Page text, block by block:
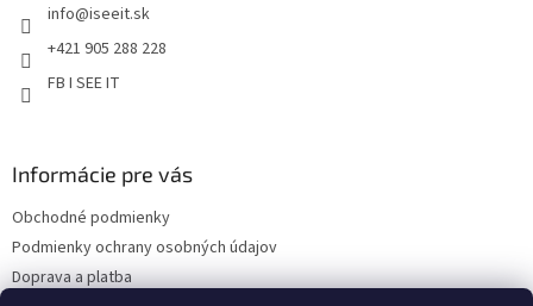
info@iseeit.sk
+421 905 288 228
FB I SEE IT
Informácie pre vás
Obchodné podmienky
Podmienky ochrany osobných údajov
Doprava a platba